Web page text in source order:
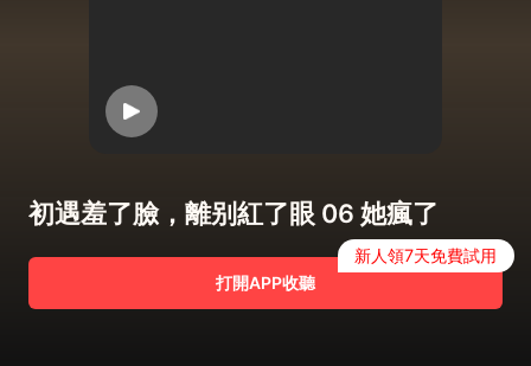
初遇羞了臉，離别紅了眼 06 她瘋了
打開APP收聽
新人領7天免費試用